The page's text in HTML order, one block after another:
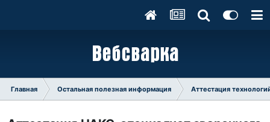
Главная Остальная полезная информация Аттестация